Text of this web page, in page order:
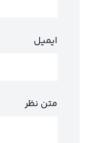
ایمیل
متن نظر